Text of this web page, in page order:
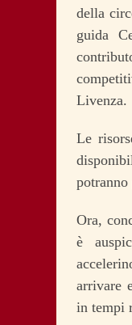
della
guida
Livenza.
Le
Ora,
è
arrivare
in tempi